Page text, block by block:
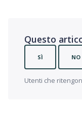
Questo
SÌ NO
Utenti che